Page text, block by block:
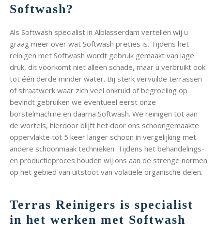
Softwash?
Als Softwash specialist in Alblasserdam vertellen wij u
graag meer over wat Softwash precies is. Tijdens het
reinigen met Softwash wordt gebruik gemaakt van lage
druk, dit voorkomt niet alleen schade, maar u verbruikt ook
tot één derde minder water. Bij sterk vervuilde terrassen
of straatwerk waar zich veel onkruid of begroeiing op
bevindt gebruiken we eventueel eerst onze
borstelmachine en daarna Softwash. We reinigen tot aan
de wortels, hierdoor blijft het door ons schoongemaakte
oppervlakte tot 5 keer langer schoon in vergelijking met
andere schoonmaak technieken. Tijdens het behandelings-
en productieproces houden wij ons aan de strenge normen
op het gebied van uitstoot van volatiele organische delen.
Terras Reinigers is specialist
in het werken met Softwash